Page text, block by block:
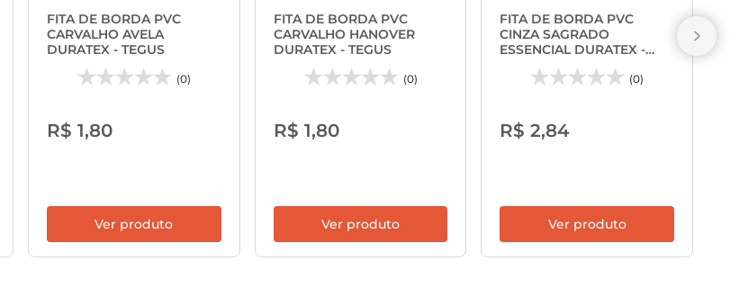
FITA DE BORDA PVC
CARVALHO AVELA
DURATEX - TEGUS
(0)
R$ 1,80
Ver produto
FITA DE BORDA PVC
CARVALHO HANOVER
DURATEX - TEGUS
(0)
R$ 1,80
Ver produto
FITA DE BORDA PVC
CINZA SAGRADO
ESSENCIAL DURATEX -
TEGUS
(0)
R$ 2,84
Ver produto